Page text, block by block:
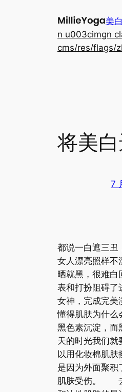
美
n u003cimgn
cms/res/flags/
将美
7
都说一白遮三丑
女人漂亮照样不
晒就黑，很难白
表和打扮阻碍了
女神，完成完美
懂得肌肤为什么
黑色素沉淀，而
天的时光我们就
以用化妆棉肌
是因为外面聚积
肌肤受伤。 去